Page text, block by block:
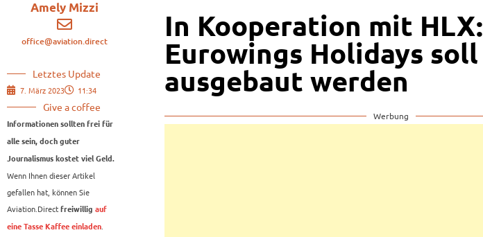
Amely Mizzi
office@aviation.direct
Letztes Update
7. März 2023 11:34
Give a coffee
Informationen sollten frei für
alle sein, doch guter
Journalismus kostet viel Geld.
Wenn Ihnen dieser Artikel
gefallen hat, können Sie
Aviation.Direct freiwillig auf
eine Tasse Kaffee einladen.
In Kooperation mit HLX:
Eurowings Holidays soll
ausgebaut werden
Werbung